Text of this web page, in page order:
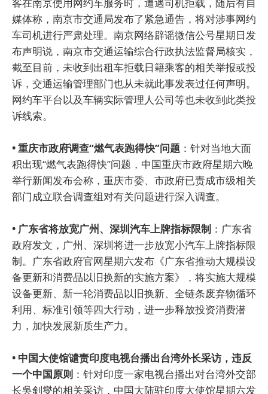
媒体称，南京市交通局发布了紧急通告，将对涉事网约
车司机进行严肃处理。南京网络辟谣微信公号星期日发
布声明说，南京市交通运输综合行政执法监督局核实，
截至目前，未收到出租车拒载日籍乘客的相关举报或投
诉，交通运输管理部门也从未就此事发表过任何声明。
网约车平台以及车辆实际管理人公司等也未收到此类投
诉线索。
• 重庆市政府调查“燃气表跑得快”问题 ：针对当地大面
积出现“燃气表跑得快”问题，中国重庆市政府星期六晚
举行新闻发布会称，重庆市委、市政府已责成市级相关
部门成立联合调查组对有关问题进行深入调查。
• 广东省将放宽广州、深圳汽车上牌指标限制 ：广东省
政府发文，广州、深圳将进一步放宽小汽车上牌指标限
制。广东省政府官网星期六发布《广东省推动大规模设
备更新和消费品以旧换新的实施方案》，将实施大规模
设备更新、新一轮消费品以旧换新、全链条废弃物循环
利用、标准引领等四大行动，进一步释放投资消费潜
力，加快发展新质生产力。
• 中国大使馆谴责印度电视台播出台湾外长采访，违反
一个中国原则 ：针对印度一家电视台播出对台湾外交部
长吳釗燮的相关采访，中国大陆驻印度大使馆星期六发